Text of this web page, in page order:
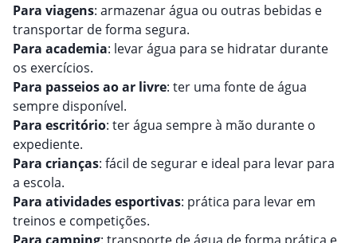
Para viagens: armazenar água ou outras bebidas e
transportar de forma segura.
Para academia: levar água para se hidratar durante
os exercícios.
Para passeios ao ar livre: ter uma fonte de água
sempre disponível.
Para escritório: ter água sempre à mão durante o
expediente.
Para crianças: fácil de segurar e ideal para levar para
a escola.
Para atividades esportivas: prática para levar em
treinos e competições.